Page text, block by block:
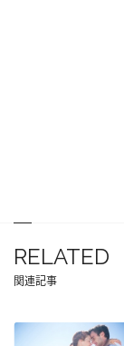
RELATED
関連記事